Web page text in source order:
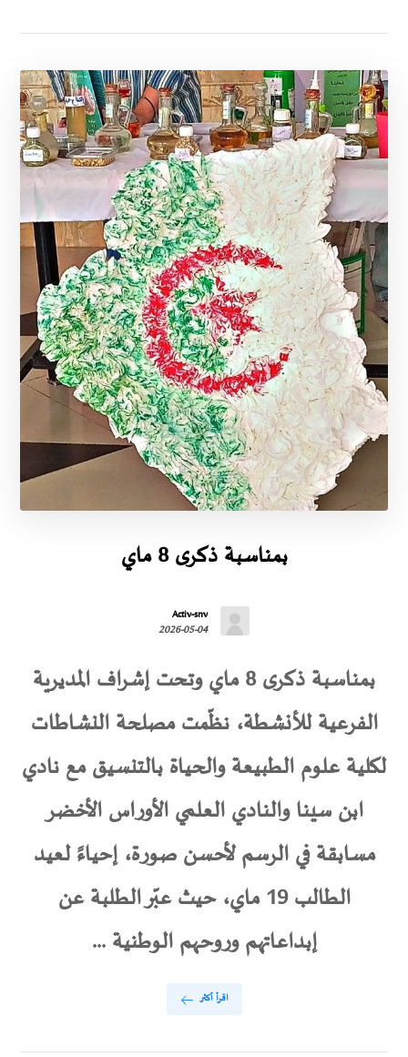
بمناسبة ذكرى 8 ماي
Activ-snv
2026-05-04
بمناسبة ذكرى 8 ماي وتحت إشراف المديرية
الفرعية للأنشطة، نظّمت مصلحة النشاطات
لكلية علوم الطبيعة والحياة بالتنسيق مع نادي
ابن سينا والنادي العلمي الأوراس الأخضر
مسابقة في الرسم لأحسن صورة، إحياءً لعيد
الطالب 19 ماي، حيث عبّر الطلبة عن
إبداعاتهم وروحهم الوطنية ...
اقرأ أكثر